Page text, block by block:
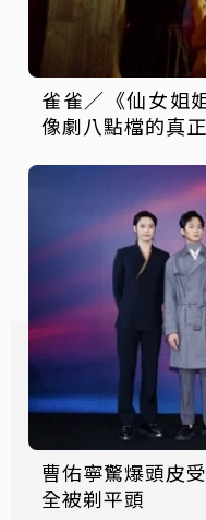
雀雀／《仙女姐
像劇八點檔的真
曹佑寧驚爆頭皮
全被剃平頭